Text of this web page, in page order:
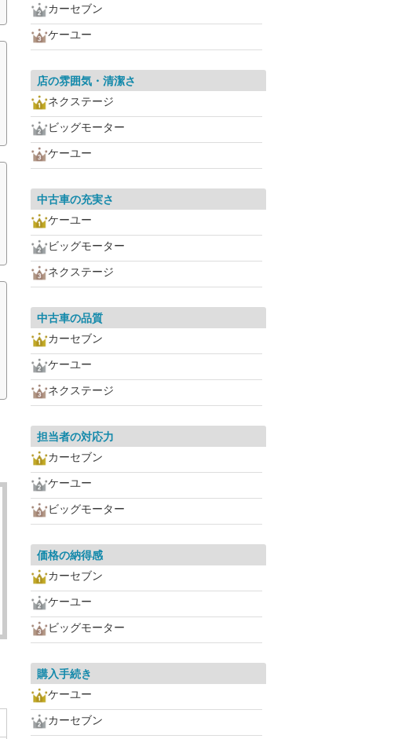
カーセブン
ケーユー
店の雰囲気・清潔さ
ネクステージ
ビッグモーター
ケーユー
中古車の充実さ
ケーユー
ビッグモーター
ネクステージ
中古車の品質
カーセブン
ケーユー
ネクステージ
担当者の対応力
カーセブン
ケーユー
ビッグモーター
価格の納得感
カーセブン
ケーユー
ビッグモーター
購入手続き
ケーユー
カーセブン